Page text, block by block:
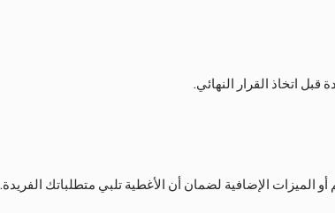
اتخاذ القرار النهائي.
الميزات الإضافية لضمان أن الأغطية تلبي متطلباتك الفريدة.